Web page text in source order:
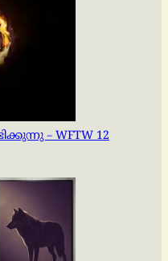
– WFTW 12